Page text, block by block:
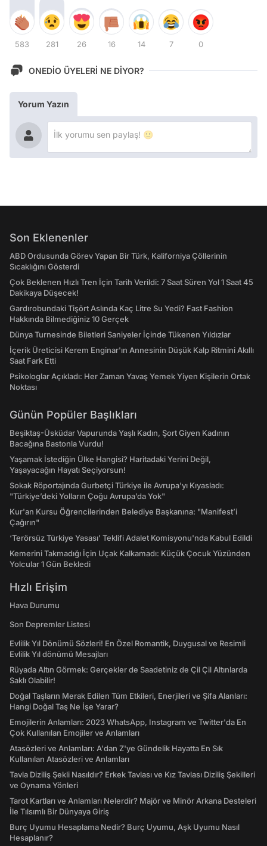
583 281 26 16 14 7 0
ONEDİO ÜYELERİ NE DİYOR?
Yorum Yazın
Son Eklenenler
ABD Ordusunda Görev Yapan Bir Türk, Kaliforniya Çöllerinin
Sıcaklığını Gösterdi
Çok Beklenen Hızlı Tren İçin Tarih Verildi: 7 Saat Süren Yol 1 Saat 45
Dakikaya Düşecek!
Gardırobundaki Tişört Aslında Kaç Litre Su Yedi? Fast Fashion
Hakkında Bilmediğiniz 10 Gerçek
Dünya Turnesinde Biletleri Saniyeler İçinde Tükenen Yıldızlar
İçerik Üreticisi Kerem Enginar'ın Annesinin Düşük Kalp Ritmini Akıllı
Saat Fark Etti
Psikologlar Açıkladı: Her Zaman Yavaş Yemek Yiyen Kişilerin Ortak
Noktası
Günün Popüler Başlıkları
Beşiktaş-Üsküdar Vapurunda Yaşlı Kadın, Şort Giyen Kadının
Bacağına Bastonla Vurdu!
Yaşamak İstediğin Ülke Hangisi? Haritadaki Yerini Değil,
Yaşayacağın Hayatı Seçiyorsun!
Sokak Röportajında Gurbetçi Türkiye ile Avrupa'yı Kıyasladı:
"Türkiye’deki Yolların Çoğu Avrupa’da Yok"
Kur'an Kursu Öğrencilerinden Belediye Başkanına: "Manifest’i
Çağırın"
‘Terörsüz Türkiye Yasası’ Teklifi Adalet Komisyonu'nda Kabul Edildi
Kemerini Takmadığı İçin Uçak Kalkamadı: Küçük Çocuk Yüzünden
Yolcular 1 Gün Bekledi
Hızlı Erişim
Hava Durumu
Son Depremler Listesi
Evlilik Yıl Dönümü Sözleri! En Özel Romantik, Duygusal ve Resimli
Evlilik Yıl dönümü Mesajları
Rüyada Altın Görmek: Gerçekler de Saadetiniz de Çil Çil Altınlarda
Saklı Olabilir!
Doğal Taşların Merak Edilen Tüm Etkileri, Enerjileri ve Şifa Alanları:
Hangi Doğal Taş Ne İşe Yarar?
Emojilerin Anlamları: 2023 WhatsApp, Instagram ve Twitter'da En
Çok Kullanılan Emojiler ve Anlamları
Atasözleri ve Anlamları: A'dan Z'ye Gündelik Hayatta En Sık
Kullanılan Atasözleri ve Anlamları
Tavla Diziliş Şekli Nasıldır? Erkek Tavlası ve Kız Tavlası Diziliş Şekilleri
ve Oynama Yönleri
Tarot Kartları ve Anlamları Nelerdir? Majör ve Minör Arkana Desteleri
İle Tılsımlı Bir Dünyaya Giriş
Burç Uyumu Hesaplama Nedir? Burç Uyumu, Aşk Uyumu Nasıl
Hesaplanır?